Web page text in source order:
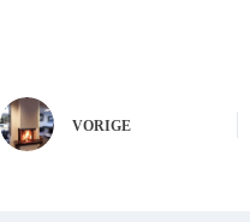
VORIGE